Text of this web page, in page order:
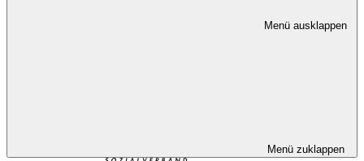
Menü ausklappen
Menü zuklappen